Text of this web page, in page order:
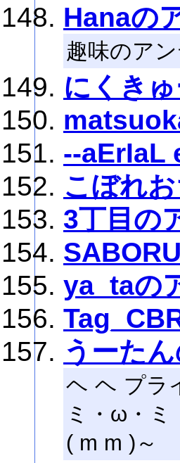
Hanaの
趣味のア
にくき
--aErIaL
こぼれ
3丁目の
ya_taの
うーた
ヘ ヘ プラ
ミ・ω・ミ
( m m )～